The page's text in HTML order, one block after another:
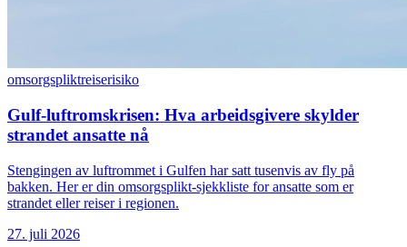
omsorgspliktreiserisiko
Gulf-luftromskrisen: Hva arbeidsgivere skylder
strandet ansatte nå
Stengingen av luftrommet i Gulfen har satt tusenvis av fly på
bakken. Her er din omsorgsplikt-sjekkliste for ansatte som er
strandet eller reiser i regionen.
27. juli 2026